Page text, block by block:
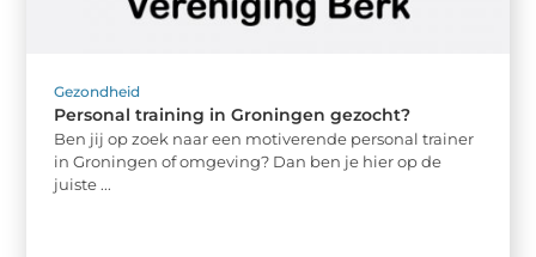
Gezondheid
Personal training in Groningen gezocht?
Ben jij op zoek naar een motiverende personal trainer
in Groningen of omgeving? Dan ben je hier op de
juiste ...